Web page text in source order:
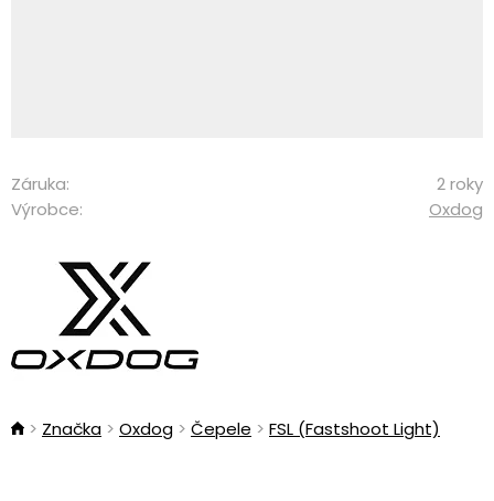
Záruka:
2 roky
Výrobce:
Oxdog
Značka Oxdog Čepele FSL (Fastshoot Light)